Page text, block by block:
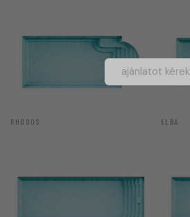
RHODOS ELBA
ajánlatot kérek